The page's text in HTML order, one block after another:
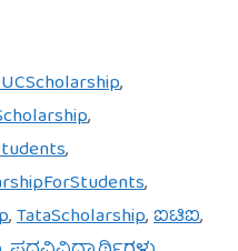
,
,
,
,
,TataScholarship,ಐಟಿಐ,